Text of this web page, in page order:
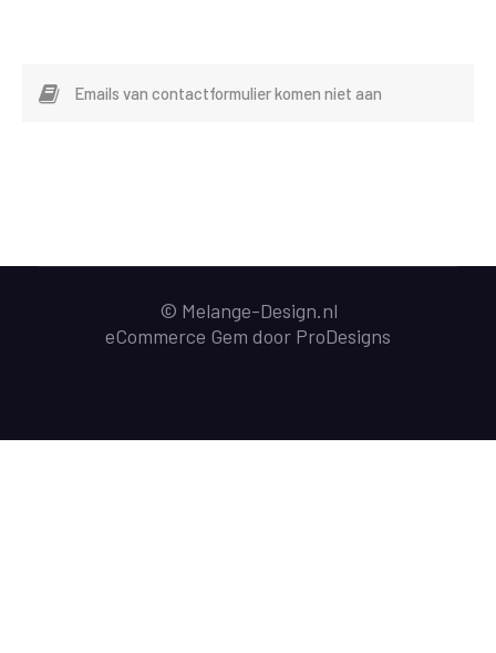
Emails van contactformulier komen niet aan
© Melange-Design.nl
eCommerce Gem door ProDesigns